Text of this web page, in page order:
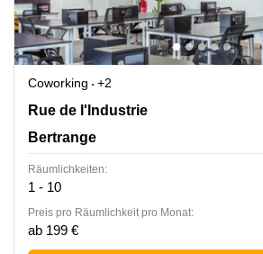
Coworking
+2
15 rue de l'Industrie, Bertrange
Rue de l'Industrie
Bertrange
Räumlichkeiten:
1 - 10
Preis pro Räumlichkeit pro Monat:
ab 199 €